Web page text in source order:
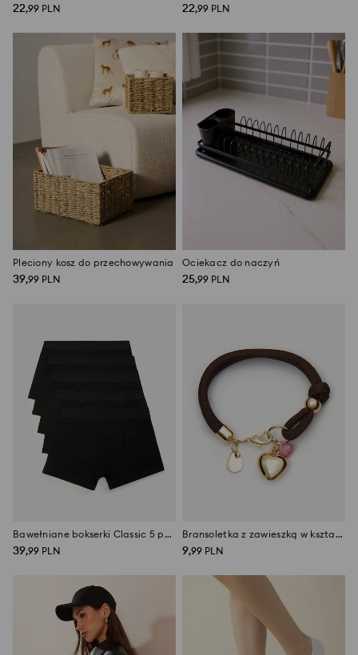
22,99 PLN 22,99 PLN
Pleciony kosz do przechowywania
39,99 PLN
Ociekacz do naczyń
25,99 PLN
Bawełniane bokserki Classic 5 pack
39,99 PLN
Bransoletka z zawieszką w kształcie serca
9,99 PLN